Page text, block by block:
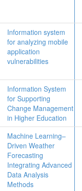
Information system
for analyzing mobile
application
vulnerabilities
Information System
for Supporting
Change Management
in Higher Education
Machine Learning–
Driven Weather
Forecasting
Integrating Advanced
Data Analysis
Methods